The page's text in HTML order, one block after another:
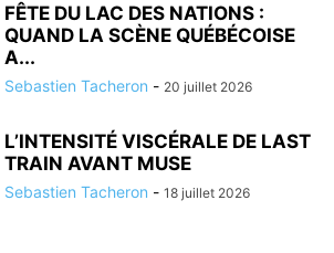
FÊTE DU LAC DES NATIONS :
QUAND LA SCÈNE QUÉBÉCOISE
A...
Sebastien Tacheron - 20 juillet 2026
L’INTENSITÉ VISCÉRALE DE LAST
TRAIN AVANT MUSE
Sebastien Tacheron - 18 juillet 2026